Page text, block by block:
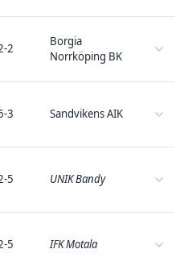
2
Borgia
Norrköping BK
3 Sandvikens AIK
5 UNIK Bandy
5 IFK Motala